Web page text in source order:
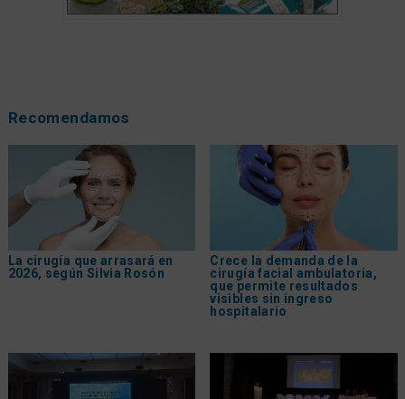
Recomendamos
La cirugía que arrasará en
2026, según Silvia Rosón
Crece la demanda de la
cirugía facial ambulatoria,
que permite resultados
visibles sin ingreso
hospitalario